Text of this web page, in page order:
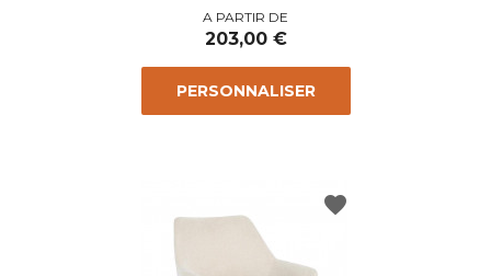
Prix
A PARTIR DE
203,00 €
PERSONNALISER
favorite